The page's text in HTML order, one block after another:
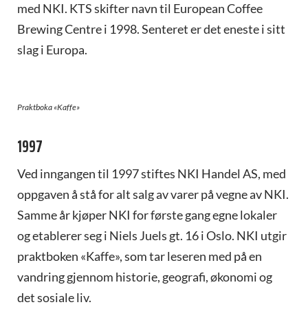
med NKI. KTS skifter navn til European Coffee
Brewing Centre i 1998. Senteret er det eneste i sitt
slag i Europa.
Praktboka «Kaffe»
1997
Ved inngangen til 1997 stiftes NKI Handel AS, med
oppgaven å stå for alt salg av varer på vegne av NKI.
Samme år kjøper NKI for første gang egne lokaler
og etablerer seg i Niels Juels gt. 16 i Oslo. NKI utgir
praktboken «Kaffe», som tar leseren med på en
vandring gjennom historie, geografi, økonomi og
det sosiale liv.